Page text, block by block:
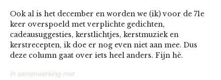
Ook al is het december en worden we (ik) voor de 71e
keer overspoeld met verplichte gedichten,
cadeausuggesties, kerstlichtjes, kerstmuziek en
kerstrecepten, ik doe er nog even niet aan mee. Dus
deze column gaat over iets heel anders. Fijn hè.
In samenwerking met